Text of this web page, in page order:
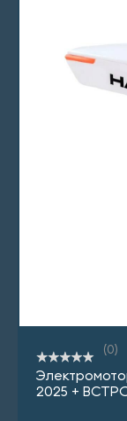
(0)
2025 +